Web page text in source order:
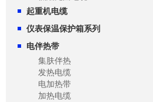
起重机电缆
仪表保温保护箱系列
电伴热带
集肤伴热
发热电缆
电加热带
加热电缆